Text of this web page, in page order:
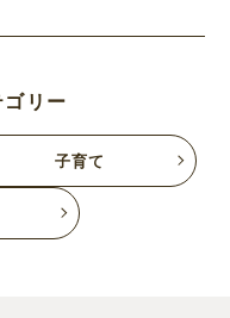
リー
子育て